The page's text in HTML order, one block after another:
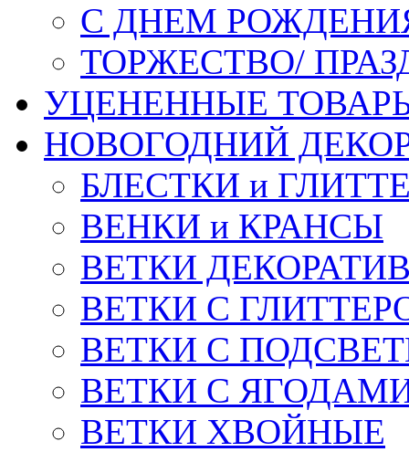
С ДНЕМ
ТОРЖЕСТВО/
УЦЕНЕННЫЕ
НОВОГОДНИЙ
БЛЕСТКИ и
ВЕНКИ и КРАНСЫ
ВЕТКИ
ВЕТКИ С
ВЕТКИ С
ВЕТКИ С
ВЕТКИ ХВОЙНЫЕ